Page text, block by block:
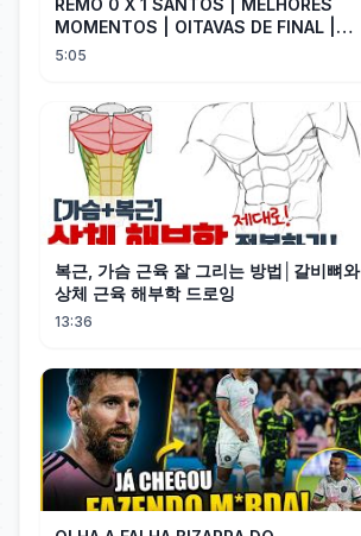
REMO 0 X 1 SANTOS | MELHORES
MOMENTOS | OITAVAS DE FINAL |
COPA DO BRASIL 2026 | ge.globo
5:05
복근, 가슴 근육 잘 그리는 방법│갈비뼈와
상체 근육 해부학 드로잉
13:36